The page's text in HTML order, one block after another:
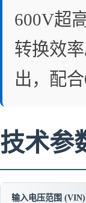
600V超
转换效
出，配
技术参
输入电压范围 (VIN)